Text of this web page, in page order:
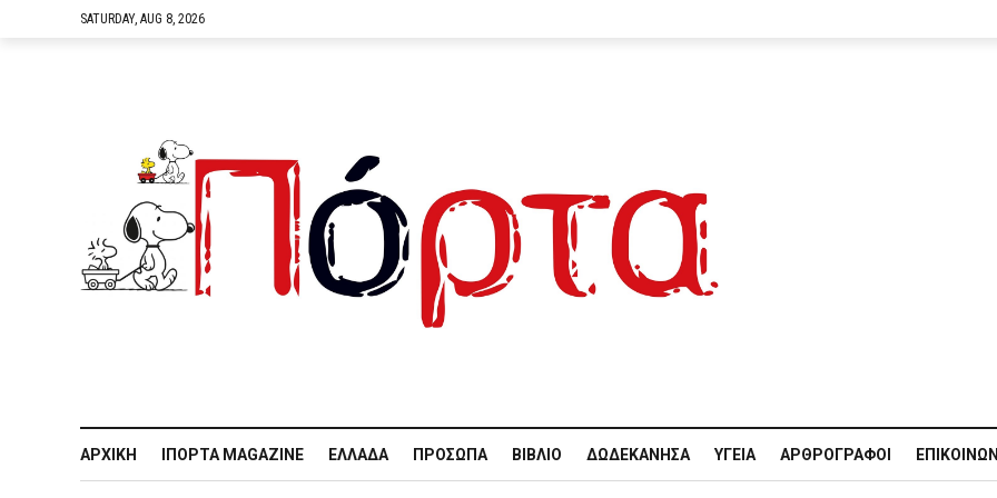
SATURDAY, AUG 8, 2026
ΑΡΧΙΚΉ IΠΌΡΤΑ MAGAZINE ΕΛΛΆΔΑ ΠΡΌΣΩΠΑ ΒΙΒΛΊΟ ΔΩΔΕΚΆΝΗΣΑ ΥΓΕΊΑ ΑΡΘΡΟΓΡΆΦΟΙ